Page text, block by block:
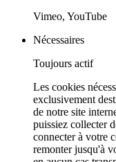
Vimeo, YouTube
Nécessaires
Toujours actif
Les cookies
exclusivement
de notre site
puissiez collecter
connecter à votre
remonter jusqu'à